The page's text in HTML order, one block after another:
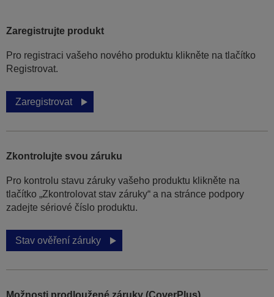
Zaregistrujte produkt
Pro registraci vašeho nového produktu klikněte na tlačítko
Registrovat.
Zaregistrovat
Zkontrolujte svou záruku
Pro kontrolu stavu záruky vašeho produktu klikněte na
tlačítko „Zkontrolovat stav záruky“ a na stránce podpory
zadejte sériové číslo produktu.
Stav ověření záruky